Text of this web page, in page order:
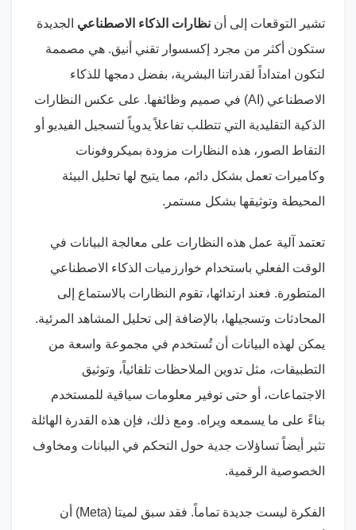
تشير التوقعات إلى أن نظارات الذكاء الاصطناعي الجديدة
ستكون أكثر من مجرد إكسسوار تقني أنيق. هي مصممة
لتكون امتداداً لقدراتنا البشرية، بفضل دمجها للذكاء
الاصطناعي ( AI) في صميم وظائفها. على عكس النظارات
الذكية التقليدية التي تتطلب تفاعلاً يدوياً لتسجيل الفيديو أو
التقاط الصور، هذه النظارات مزودة بميكروفونات
وكاميرات تعمل بشكل دائم، مما يتيح لها تحليل البيئة
المحيطة وتوثيقها بشكل مستمر.
تعتمد آلية عمل هذه النظارات على معالجة البيانات في
الوقت الفعلي باستخدام خوارزميات الذكاء الاصطناعي
المتطورة. فعند ارتدائها، تقوم النظارات بالاستماع إلى
المحادثات وتسجيلها، بالإضافة إلى تحليل المشاهد المرئية.
يمكن لهذه البيانات أن تُستخدم في مجموعة واسعة من
التطبيقات، مثل تدوين الملاحظات تلقائياً، وتوثيق
الاجتماعات، أو حتى توفير معلومات سياقية للمستخدم
بناءً على ما يسمعه ويراه. ومع ذلك، فإن هذه القدرة الهائلة
تثير أيضاً تساؤلات جدية حول التحكم في البيانات ومخاوف
الخصوصية الرقمية.
الفكرة ليست جديدة تماماً. فقد سبق لميتا (Meta) أن